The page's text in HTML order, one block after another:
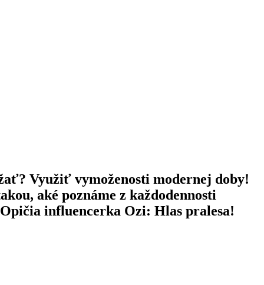
Využiť vymoženosti modernej doby!
aké poznáme z každodennosti
influencerka Ozi: Hlas pralesa!